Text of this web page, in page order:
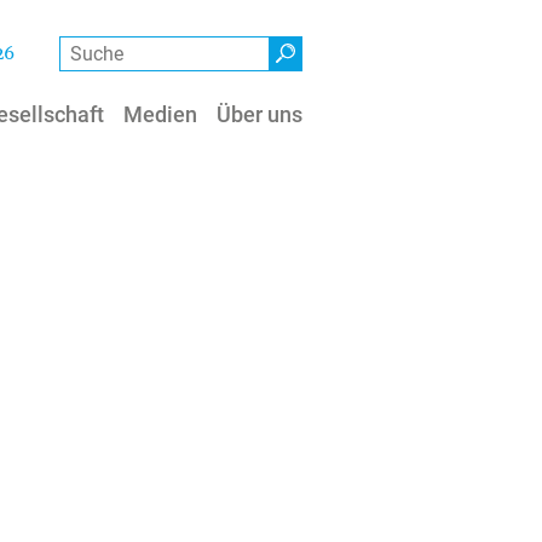
Suche
Medien Über uns